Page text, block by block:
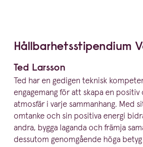
Hållbar­hets­sti­pendium
Ted Larsson
Ted har en gedigen teknisk
engagemang för att skapa en
atmosfär i varje sammanhang. Med
omtanke och sin positiva energi
andra, bygga laganda och främja
dessutom genomgående höga